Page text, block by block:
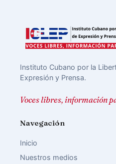
Instituto Cubano por la
Expresión y Prensa.
Voces libres, información
Navegación
Inicio
Nuestros medios